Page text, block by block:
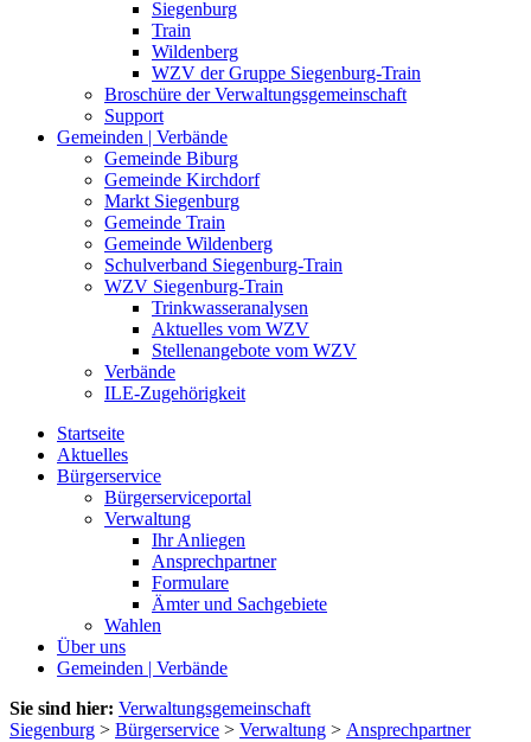
Siegenburg
Train
Wildenberg
WZV der Gruppe Siegenburg-Train
Broschüre der Verwaltungsgemeinschaft
Support
Gemeinden | Verbände
Gemeinde Biburg
Gemeinde Kirchdorf
Markt Siegenburg
Gemeinde Train
Gemeinde Wildenberg
Schulverband Siegenburg-Train
WZV Siegenburg-Train
Trinkwasseranalysen
Aktuelles vom WZV
Stellenangebote vom WZV
Verbände
ILE-Zugehörigkeit
Startseite
Aktuelles
Bürgerservice
Bürgerserviceportal
Verwaltung
Ihr Anliegen
Ansprechpartner
Formulare
Ämter und Sachgebiete
Wahlen
Über uns
Gemeinden | Verbände
Sie sind hier: Verwaltungsgemeinschaft
Siegenburg > Bürgerservice > Verwaltung > Ansprechpartner